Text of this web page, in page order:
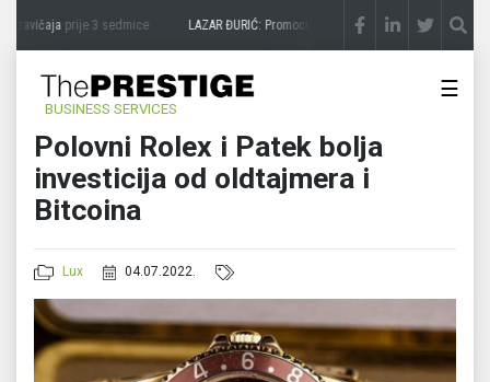
zavičajaprije 3 sedmice LAZAR ĐURIĆ: Promocija potencijal pretvara u destinaciju
BUSINESS SERVICES
☰
Polovni Rolex i Patek bolja
investicija od oldtajmera i
Bitcoina
Lux 04.07.2022.